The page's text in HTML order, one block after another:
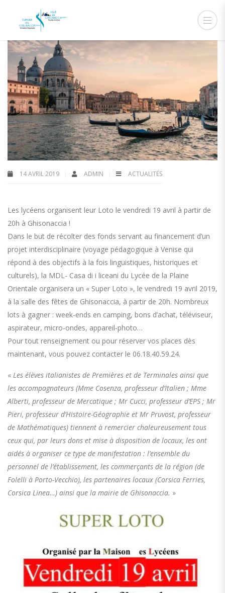
14 AVRIL 2019 ADMIN ACTUALITÉS
Les lycéens organisent leur Loto le vendredi 19 avril à partir de
20h à Ghisonaccia !
Dans le but de récolter des fonds servant au financement d’un
projet interdisciplinaire (voyage pédagogique à Venise qui
répond à des objectifs à la fois linguistiques, historiques et
culturels), la MDL- Casa di i liceani du Lycée de la Plaine
Orientale organisera un « Super Loto », le vendredi 19 avril 2019,
à la salle des fêtes de Ghisonaccia, à partir de 20h. Nombreux
lots à gagner : week-ends en camping, bons d’achat, téléviseur,
aspirateur, micro-ondes, appareil-photo…
Pour tout renseignement ou pour réserver vos places dès
maintenant, vous pouvez contacter le 06.18.40.59.24.
« Les élèves italianistes de Premières et de Terminales ainsi que
les accompagnateurs (Mme Cosenza, professeur d’Italien ; Mme
Alberti, professeur de Mercatique ; Mr Cucci, professeur d’EPS ; Mr
Pieri, professeur d’Histoire-Géographie et Mr Pruvost, professeur
de Mathématiques) tiennent à remercier chaleureusement tous
ceux qui, par leurs dons et mise à disposition de locaux, les ont
aidés à organiser ce type de manifestation : l’ensemble du
personnel de l’établissement, les commerçants de la région (de
Folelli à Porto-Vecchio), les partenaires locaux (Corsica Ferries,
Corsica Linea…) ainsi que la mairie de Ghisonaccia. »